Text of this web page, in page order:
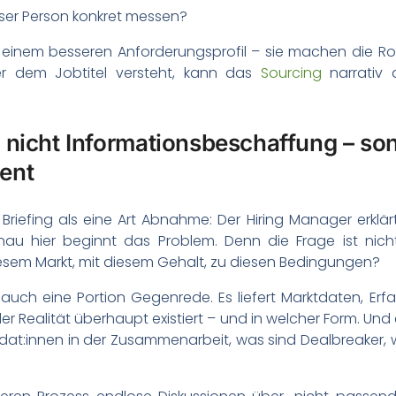
Person konkret messen?
besseren Anforderungsprofil – sie machen die
dem Jobtitel versteht, kann das Sourcing narrativ
Informationsbeschaffung –
als eine Art Abnahme: Der Hiring Manager
hier beginnt das Problem. Denn die Frage ist
Markt, mit diesem Gehalt, zu diesen Bedingungen?
eine Portion Gegenrede. Es liefert Marktdaten,
Realität überhaupt existiert – und in welcher Form.
in der Zusammenarbeit, was sind